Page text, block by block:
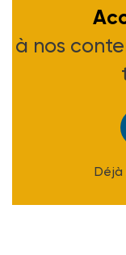
à nos
Déjà